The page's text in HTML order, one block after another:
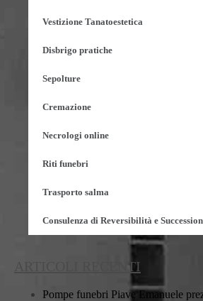
Vestizione Tanatoestetica
Disbrigo pratiche
Sepolture
Cremazione
Necrologi online
Riti funebri
Trasporto salma
Consulenza di Reversibilità e
ARTICOLI RECENTI
Pompe funebri Piave Emanuele